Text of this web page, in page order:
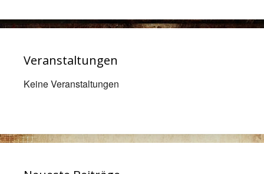
Veranstaltungen
Keine Veranstaltungen